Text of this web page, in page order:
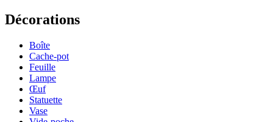
Décorations
Boîte
Cache-pot
Feuille
Lampe
Œuf
Statuette
Vase